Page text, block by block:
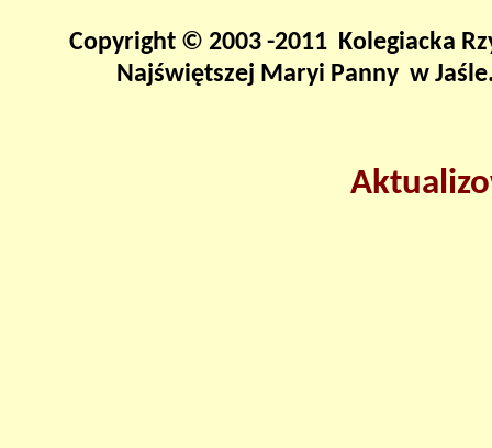
Copyright © 2003 -2011 Kolegiacka
Najświętszej Maryi Panny w